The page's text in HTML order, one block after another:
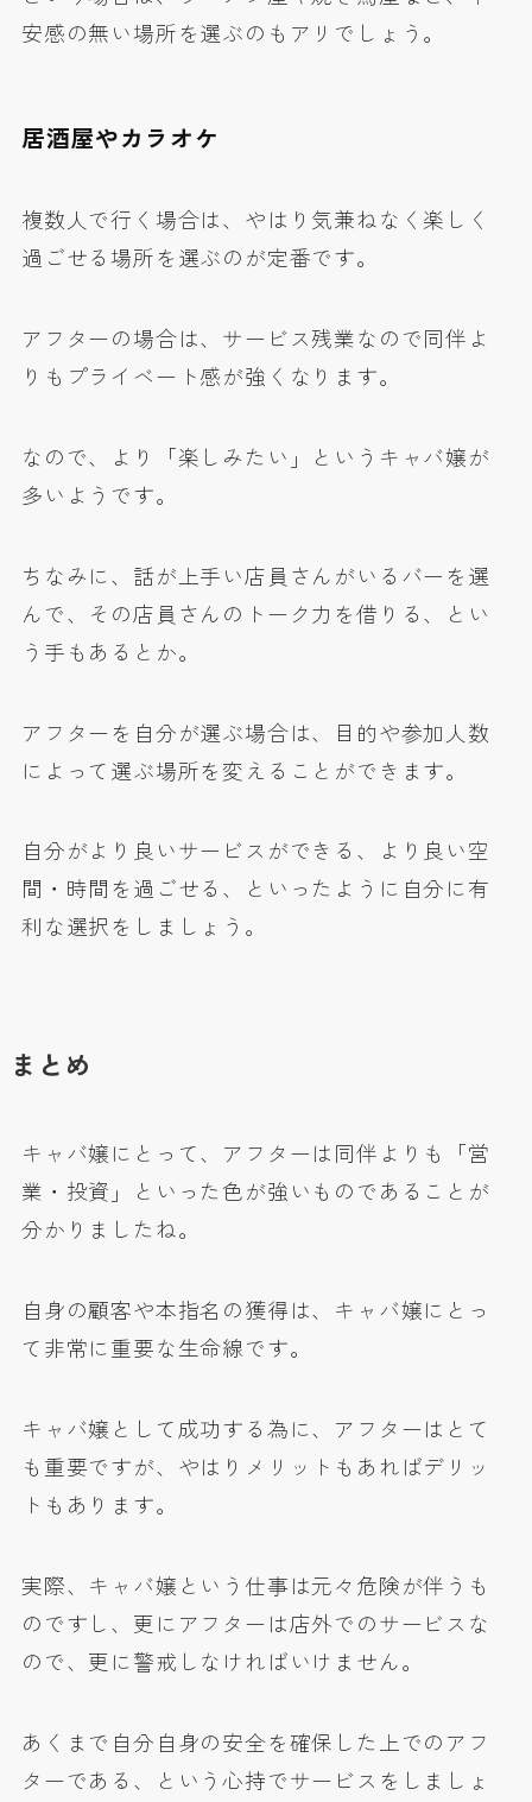
安感の無い場所を選ぶのもアリでしょう。
居酒屋やカラオケ
複数人で行く場合は、やはり気兼ねなく楽しく
過ごせる場所を選ぶのが定番です。
アフターの場合は、サービス残業なので同伴よ
りもプライベート感が強くなります。
なので、より「楽しみたい」というキャバ嬢が
多いようです。
ちなみに、話が上手い店員さんがいるバーを選
んで、その店員さんのトーク力を借りる、とい
う手もあるとか。
アフターを自分が選ぶ場合は、目的や参加人数
によって選ぶ場所を変えることができます。
自分がより良いサービスができる、より良い空
間・時間を過ごせる、といったように自分に有
利な選択をしましょう。
まとめ
キャバ嬢にとって、アフターは同伴よりも「営
業・投資」といった色が強いものであることが
分かりましたね。
自身の顧客や本指名の獲得は、キャバ嬢にとっ
て非常に重要な生命線です。
キャバ嬢として成功する為に、アフターはとて
も重要ですが、やはりメリットもあればデリッ
トもあります。
実際、キャバ嬢という仕事は元々危険が伴うも
のですし、更にアフターは店外でのサービスな
ので、更に警戒しなければいけません。
あくまで自分自身の安全を確保した上でのアフ
ターである、という心持でサービスをしましょ